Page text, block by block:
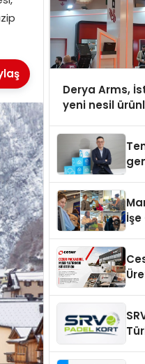
Derya Arms,
yeni nesil
İşe